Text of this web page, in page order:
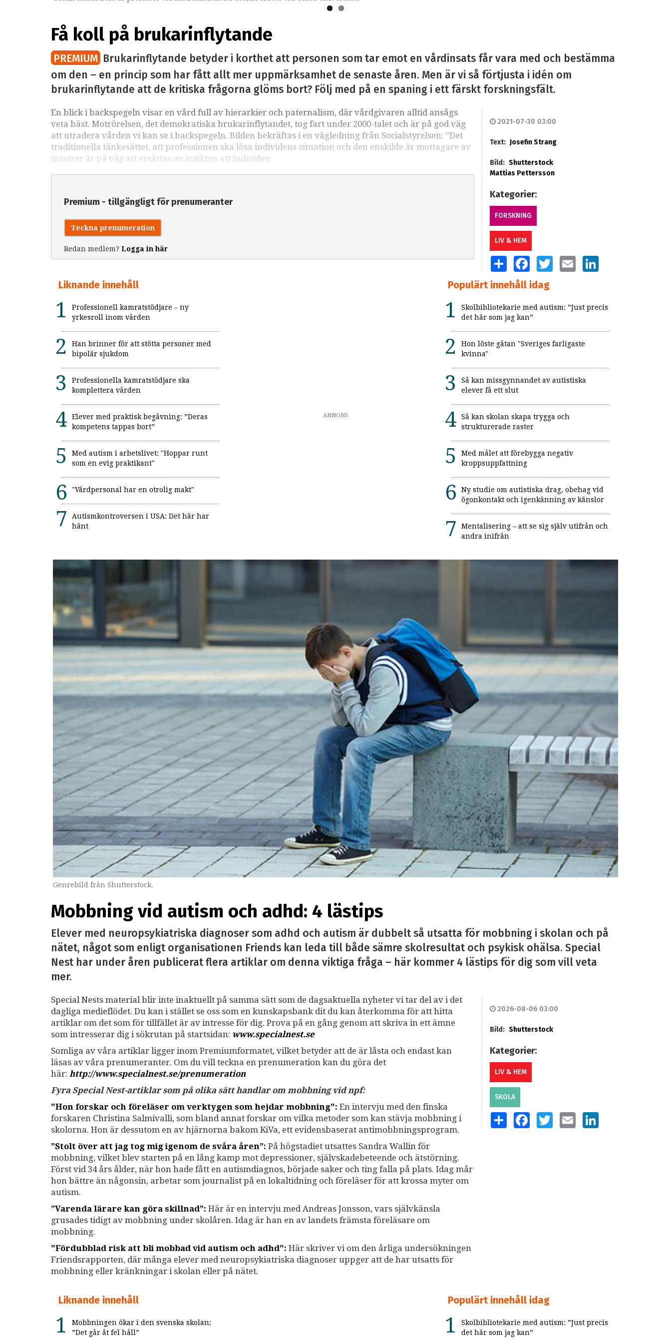
Få koll på brukarinflytande
PREMIUM Brukarinflytande betyder i korthet att personen som tar emot en vårdinsats får vara med och bestämma
om den – en princip som har fått allt mer uppmärksamhet de senaste åren. Men är vi så förtjusta i idén om
brukarinflytande att de kritiska frågorna glöms bort? Följ med på en spaning i ett färskt forskningsfält.
En blick i backspegeln visar en vård full av hierarkier och paternalism, där vårdgivaren alltid ansågs
veta bäst. Motrörelsen, det demokratiska brukarinflytandet, tog fart under 2000-talet och är på god väg
att utradera vården vi kan se i backspegeln. Bilden bekräftas i en vägledning från Socialstyrelsen: ”Det
traditionella tänkesättet, att professionen ska lösa individens situation och den enskilde är mottagare av
insatser är på väg att ersättas av insikten att individen
Premium - tillgängligt för prenumeranter
Teckna prenumeration
Redan medlem? Logga in här
2021-07-30 03:00
Text: Josefin Strang
Bild: Shutterstock
Mattias Pettersson
Kategorier:
FORSKNING
LIV & HEM
SHARE FACEBOOKTWITTEREMAIL LINKEDIN
Liknande innehåll
Professionell kamratstödjare – ny
yrkesroll inom vården
Han brinner för att stötta personer med
bipolär sjukdom
Professionella kamratstödjare ska
komplettera vården
Elever med praktisk begåvning: ”Deras
kompetens tappas bort”
Med autism i arbetslivet: "Hoppar runt
som en evig praktikant"
"Vårdpersonal har en otrolig makt"
Autismkontroversen i USA: Det här har
hänt
ANNONS
Populärt innehåll idag
Skolbibliotekarie med autism: ”Just precis
det här som jag kan”
Hon löste gåtan "Sveriges farligaste
kvinna"
Så kan missgynnandet av autistiska
elever få ett slut
Så kan skolan skapa trygga och
strukturerade raster
Med målet att förebygga negativ
kroppsuppfattning
Ny studie om autistiska drag, obehag vid
ögonkontakt och igenkänning av känslor
Mentalisering – att se sig själv utifrån och
andra inifrån
Genrebild från Shutterstock.
Mobbning vid autism och adhd: 4 lästips
Elever med neuropsykiatriska diagnoser som adhd och autism är dubbelt så utsatta för mobbning i skolan och på
nätet, något som enligt organisationen Friends kan leda till både sämre skolresultat och psykisk ohälsa. Special
Nest har under åren publicerat flera artiklar om denna viktiga fråga – här kommer 4 lästips för dig som vill veta
mer.
Special Nests material blir inte inaktuellt på samma sätt som de dagsaktuella nyheter vi tar del av i det
dagliga medieflödet. Du kan i stället se oss som en kunskapsbank dit du kan återkomma för att hitta
artiklar om det som för tillfället är av intresse för dig. Prova på en gång genom att skriva in ett ämne
som intresserar dig i sökrutan på startsidan: www.specialnest.se
Somliga av våra artiklar ligger inom Premiumformatet, vilket betyder att de är låsta och endast kan
läsas av våra prenumeranter. Om du vill teckna en prenumeration kan du göra det
här: http://www.specialnest.se/prenumeration
Fyra Special Nest-artiklar som på olika sätt handlar om mobbning vid npf:
"Hon forskar och föreläser om verktygen som hejdar mobbning": En intervju med den finska
forskaren Christina Salmivalli, som bland annat forskar om vilka metoder som kan stävja mobbning i
skolorna. Hon är dessutom en av hjärnorna bakom KiVa, ett evidensbaserat antimobbningsprogram.
”Stolt över att jag tog mig igenom de svåra åren”: På högstadiet utsattes Sandra Wallin för
mobbning, vilket blev starten på en lång kamp mot depressioner, självskadebeteende och ätstörning.
Först vid 34 års ålder, när hon hade fått en autismdiagnos, började saker och ting falla på plats. Idag mår
hon bättre än någonsin, arbetar som journalist på en lokaltidning och föreläser för att krossa myter om
autism.
”Varenda lärare kan göra skillnad”: Här är en intervju med Andreas Jonsson, vars självkänsla
grusades tidigt av mobbning under skolåren. Idag är han en av landets främsta föreläsare om
mobbning.
"Fördubblad risk att bli mobbad vid autism och adhd": Här skriver vi om den årliga undersökningen
Friendsrapporten, där många elever med neuropsykiatriska diagnoser uppger att de har utsatts för
mobbning eller kränkningar i skolan eller på nätet.
2026-08-06 03:00
Bild: Shutterstock
Kategorier:
LIV & HEM
SKOLA
SHARE FACEBOOKTWITTEREMAIL LINKEDIN
Liknande innehåll
Mobbningen ökar i den svenska skolan:
”Det går åt fel håll”
Populärt innehåll idag
Skolbibliotekarie med autism: ”Just precis
det här som jag kan”